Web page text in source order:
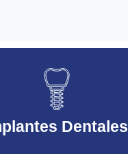
Dentales